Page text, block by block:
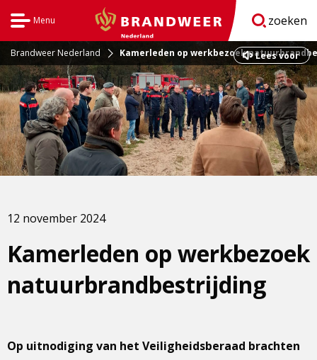
Menu
BrandweerNederland.nl
zoeken
Brandweer Nederland Kamerleden op werkbezoek Dit
is
een
externe
pagina
Lees voor
Kamerleden op werkbezoek
natuurbrandbestrijding
12 november 2024
Op uitnodiging van het Veiligheidsberaad brachten